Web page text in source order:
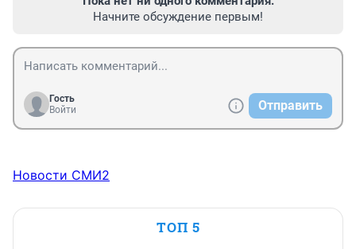
Начните обсуждение первым!
Гость
Войти
Отправить
Новости СМИ2
ТОП 5